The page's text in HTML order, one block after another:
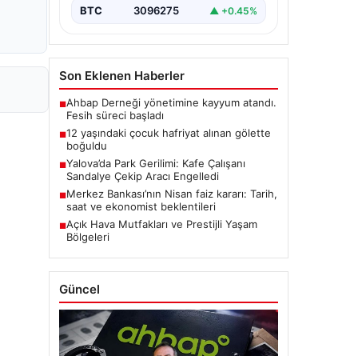
BTC 3096275 ▲ +0.45%
Son Eklenen Haberler
■Ahbap Derneği yönetimine kayyum atandı.
Fesih süreci başladı
■12 yaşındaki çocuk hafriyat alınan gölette
boğuldu
■Yalova’da Park Gerilimi: Kafe Çalışanı
Sandalye Çekip Aracı Engelledi
■Merkez Bankası’nın Nisan faiz kararı: Tarih,
saat ve ekonomist beklentileri
■Açık Hava Mutfakları ve Prestijli Yaşam
Bölgeleri
Güncel